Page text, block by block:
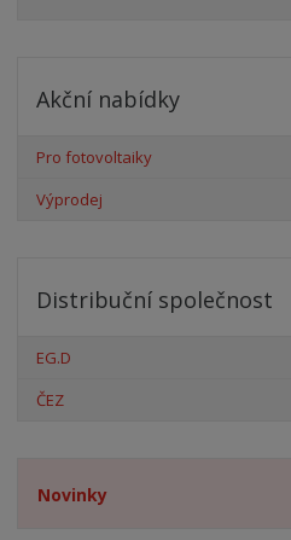
Akční nabídky
Pro fotovoltaiky
Výprodej
Distribuční společnost
EG.D
ČEZ
Novinky